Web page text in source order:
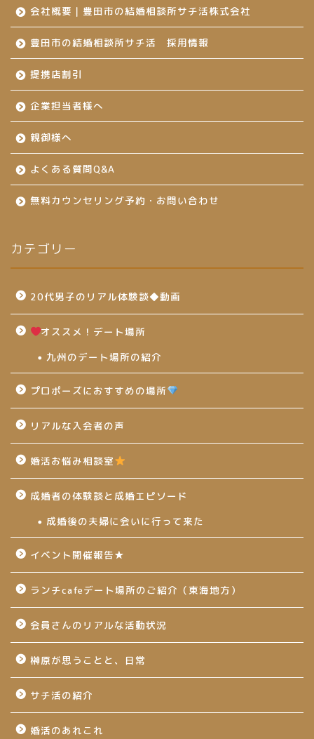
会社概要｜豊田市の結婚相談所サチ活株式会社
豊田市の結婚相談所サチ活 採用情報
提携店割引
企業担当者様へ
親御様へ
よくある質問Q&A
無料カウンセリング予約・お問い合わせ
カテゴリー
20代男子のリアル体験談◆動画
オススメ！デート場所
九州のデート場所の紹介
プロポーズにおすすめの場所
リアルな入会者の声
婚活お悩み相談室
成婚者の体験談と成婚エピソード
成婚後の夫婦に会いに行って来た
イベント開催報告★
ランチcafeデート場所のご紹介（東海地方）
会員さんのリアルな活動状況
榊原が思うことと、日常
サチ活の紹介
婚活のあれこれ